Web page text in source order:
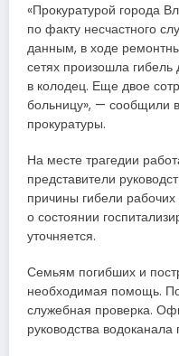
«Прокуратурой города
по факту несчастного
данным, в ходе
сетях произошла гибель
в колодец. Еще двое
больницу», — сообщили
прокуратуры.
На месте трагедии
представители
причины гибели
о состоянии
уточняется.
Семьям погибших и
необходимая помощь.
служебная проверка.
руководства водоканала